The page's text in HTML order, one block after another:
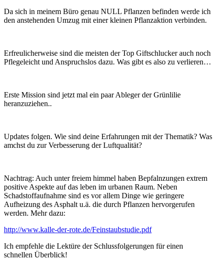
Da sich in meinem Büro genau NULL Pflanzen befinden werde ich
den anstehenden Umzug mit einer kleinen Pflanzaktion verbinden.
Erfreulicherweise sind die meisten der Top Giftschlucker auch noch
Pflegeleicht und Anspruchslos dazu. Was gibt es also zu verlieren…
Erste Mission sind jetzt mal ein paar Ableger der Grünlilie
heranzuziehen..
Updates folgen. Wie sind deine Erfahrungen mit der Thematik? Was
amchst du zur Verbesserung der Luftqualität?
Nachtrag: Auch unter freiem himmel haben Bepfalnzungen extrem
positive Aspekte auf das leben im urbanen Raum. Neben
Schadstoffaufnahme sind es vor allem Dinge wie geringere
Aufheizung des Asphalt u.ä. die durch Pflanzen hervorgerufen
werden. Mehr dazu:
http://www.kalle-der-rote.de/Feinstaubstudie.pdf
Ich empfehle die Lektüre der Schlussfolgerungen für einen
schnellen Überblick!